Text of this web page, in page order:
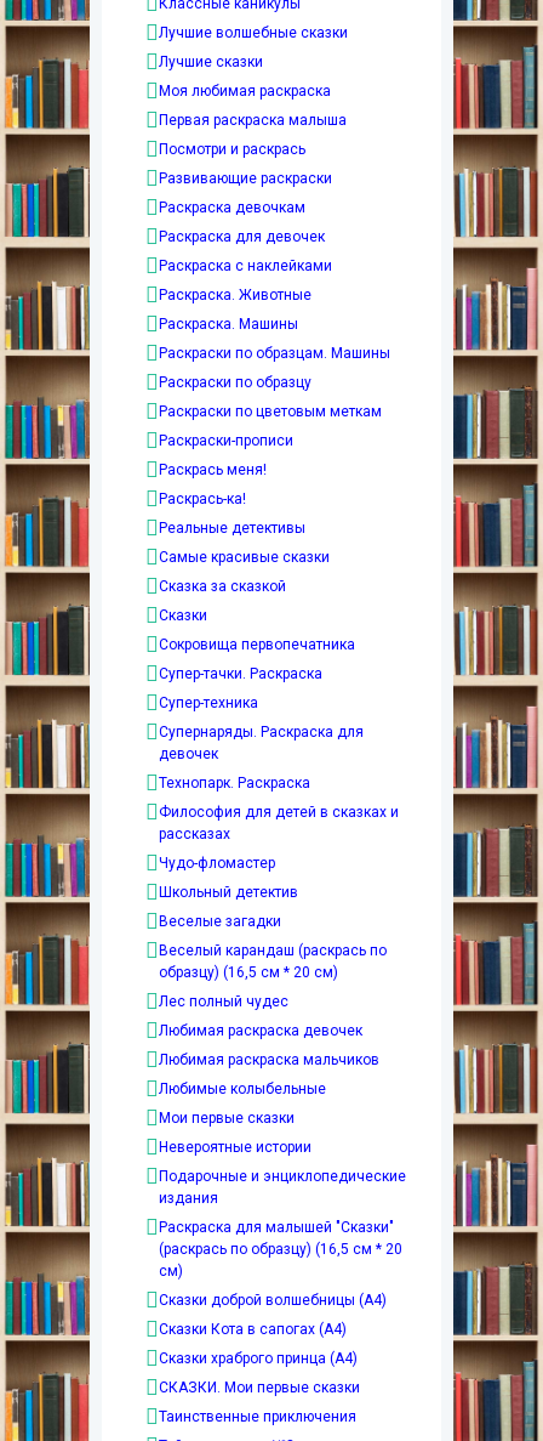
Классные каникулы
Лучшие волшебные сказки
Лучшие сказки
Моя любимая раскраска
Первая раскраска малыша
Посмотри и раскрась
Развивающие раскраски
Раскраска девочкам
Раскраска для девочек
Раскраска с наклейками
Раскраска. Животные
Раскраска. Машины
Раскраски по образцам. Машины
Раскраски по образцу
Раскраски по цветовым меткам
Раскраски-прописи
Раскрась меня!
Раскрась-ка!
Реальные детективы
Самые красивые сказки
Сказка за сказкой
Сказки
Сокровища первопечатника
Супер-тачки. Раскраска
Супер-техника
Супернаряды. Раскраска для
девочек
Технопарк. Раскраска
Философия для детей в сказках и
рассказах
Чудо-фломастер
Школьный детектив
Веселые загадки
Веселый карандаш (раскрась по
образцу) (16,5 см * 20 см)
Лес полный чудес
Любимая раскраска девочек
Любимая раскраска мальчиков
Любимые колыбельные
Мои первые сказки
Невероятные истории
Подарочные и энциклопедические
издания
Раскраска для малышей "Сказки"
(раскрась по образцу) (16,5 см * 20
см)
Сказки доброй волшебницы (А4)
Сказки Кота в сапогах (А4)
Сказки храброго принца (А4)
СКАЗКИ. Мои первые сказки
Таинственные приключения